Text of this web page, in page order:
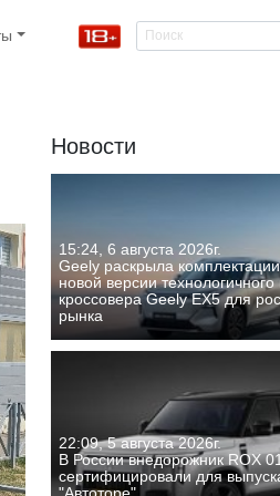
Новости
15:24, 6 августа 2026г.
Geely раскрыла
новой версии технологичного
кроссовера Geely EX5 для
рынка
22:09, 5 августа 2026г.
В России внедорожник ROX
сертифицировали для